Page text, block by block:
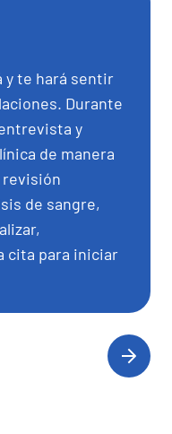
y te hará sentir
Durante
y
de manera
revisión
de sangre,
cita para iniciar